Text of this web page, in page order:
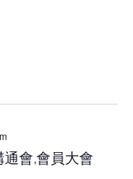
會,會員大會